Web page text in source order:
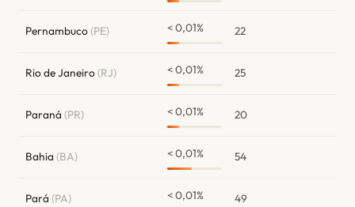
Pernambuco(PE) < 0,01% 22
Rio de Janeiro(RJ) < 0,01% 25
Paraná (PR) < 0,01% 20
Bahia (BA) < 0,01% 54
Pará (PA) < 0,01% 49